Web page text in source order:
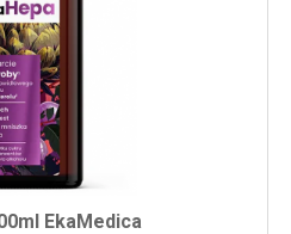
EkaMedica